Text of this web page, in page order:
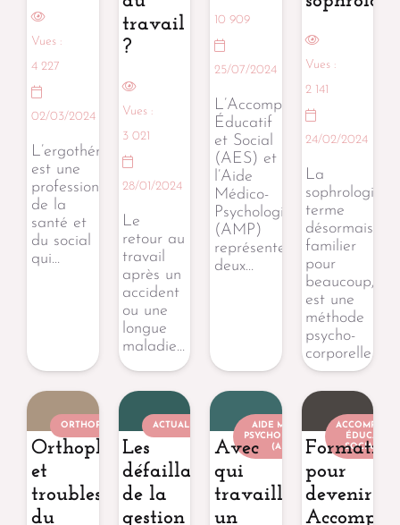
Vues :
4 227
02/03/2024
L’ergothérapie
est une
profession
de la
santé et
du social
qui…
travail
?
Vues :
3 021
28/01/2024
Le
retour au
travail
après un
accident
ou une
longue
maladie…
10 909
25/07/2024
L’Accompagnant
Éducatif
et Social
(AES) et
l’Aide
Médico-
Psychologique
(AMP)
représentent
deux…
Vues :
2 141
24/02/2024
La
sophrologie,
terme
désormais
familier
pour
beaucoup,
est une
méthode
psycho-
corporelle…
ORTHOPHONISTE
Orthophonie
et
troubles
du
ACTUALITÉ
Les
défaillances
de la
gestion
AIDE MÉDICO-
PSYCHOLOGIQUE
(AMP)
Avec
qui
travaille
un
ÉDUCATIF
SOCIAL
pour
devenir